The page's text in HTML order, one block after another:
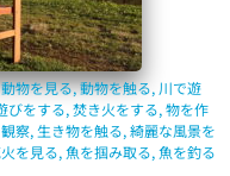
動物を見る,動物を触る, 川で遊
びをする,焚き火をする,物を作
察,生き物を触る,綺麗な風景を
を見る,魚を掴み取る,魚を釣る